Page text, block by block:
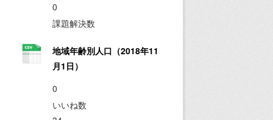
0
課題解決数
地域年齢別人口（2018年11
月1日）
0
いいね数